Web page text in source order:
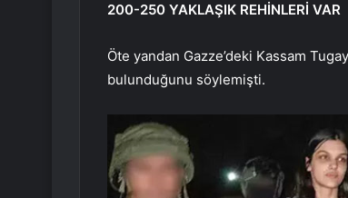
200-250 YAKLAŞIK REHİNLERİ VAR
Öte yandan Gazze’deki Kassam
bulunduğunu söylemişti.